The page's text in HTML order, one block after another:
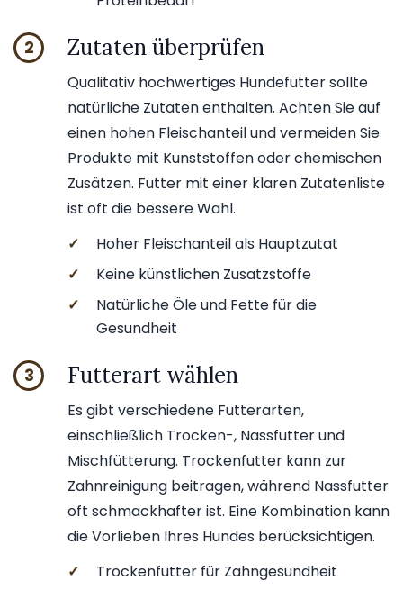
2 Zutaten überprüfen
Qualitativ hochwertiges Hundefutter sollte
natürliche Zutaten enthalten. Achten Sie auf
einen hohen Fleischanteil und vermeiden Sie
Produkte mit Kunststoffen oder chemischen
Zusätzen. Futter mit einer klaren Zutatenliste
ist oft die bessere Wahl.
✓
Hoher Fleischanteil als Hauptzutat
✓
Keine künstlichen Zusatzstoffe
✓
Natürliche Öle und Fette für die
Gesundheit
3 Futterart wählen
Es gibt verschiedene Futterarten,
einschließlich Trocken-, Nassfutter und
Mischfütterung. Trockenfutter kann zur
Zahnreinigung beitragen, während Nassfutter
oft schmackhafter ist. Eine Kombination kann
die Vorlieben Ihres Hundes berücksichtigen.
✓
Trockenfutter für Zahngesundheit